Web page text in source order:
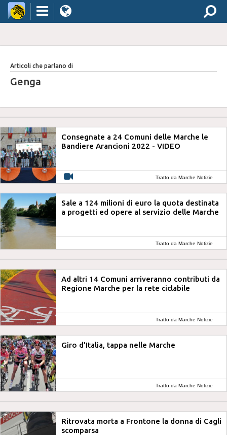
Articoli che parlano di
Genga
Consegnate a 24 Comuni delle Marche le
Bandiere Arancioni 2022 - VIDEO
Tratto da Marche Notizie
Sale a 124 milioni di euro la quota destinata
a progetti ed opere al servizio delle Marche
Tratto da Marche Notizie
Ad altri 14 Comuni arriveranno contributi da
Regione Marche per la rete ciclabile
Tratto da Marche Notizie
Giro d'Italia, tappa nelle Marche
Tratto da Marche Notizie
Ritrovata morta a Frontone la donna di Cagli
scomparsa